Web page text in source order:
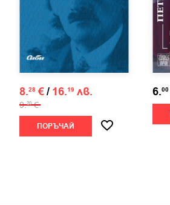
8.28 €/ 16.19 лв.
9.20 €
ПОРЪЧАЙ
6.00